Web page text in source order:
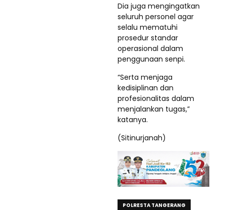
Dia juga mengingatkan
seluruh personel agar
selalu mematuhi
prosedur standar
operasional dalam
penggunaan senpi.
“Serta menjaga
kedisiplinan dan
profesionalitas dalam
menjalankan tugas,”
katanya.
(Sitinurjanah)
POLRESTA TANGERANG